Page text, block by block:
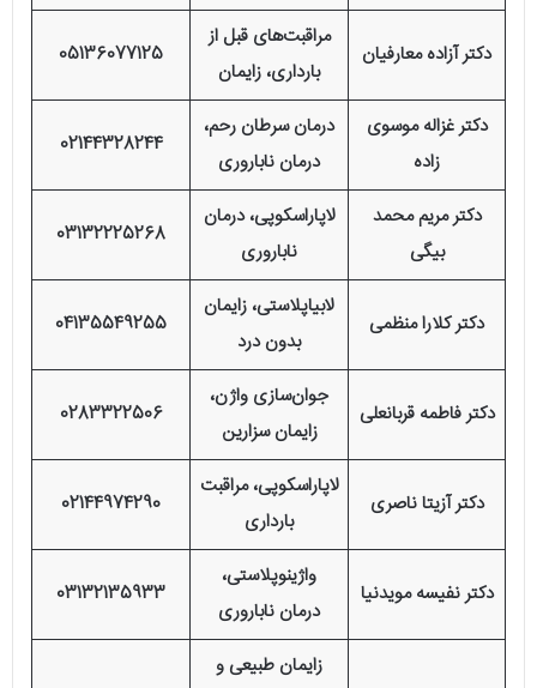
دکتر آزاده معارفیان
مراقبت‌های قبل از
بارداری، زایمان
05136077125
دکتر غزاله موسوی
زاده
درمان سرطان رحم،
درمان ناباروری
02144328244
دکتر مریم محمد
بیگی
لاپاراسکوپی، درمان
ناباروری
03132225268
دکتر کلارا منظمی
لابیاپلاستی، زایمان
بدون درد
04135549255
دکتر فاطمه قربانعلی
جوان‌سازی واژن،
زایمان سزارین
0283322506
دکتر آزیتا ناصری
لاپاراسکوپی، مراقبت
بارداری
02144974290
دکتر نفیسه مویدنیا
واژینوپلاستی،
درمان ناباروری
03132135933
زایمان طبیعی و